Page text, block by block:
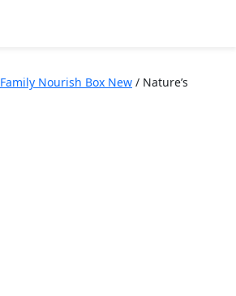
Family Nourish Box New / Nature’s